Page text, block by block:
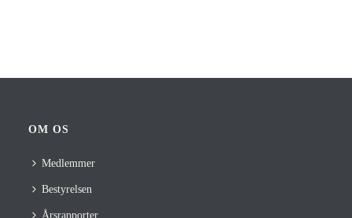
OM OS
Medlemmer
Bestyrelsen
Årsrapporter